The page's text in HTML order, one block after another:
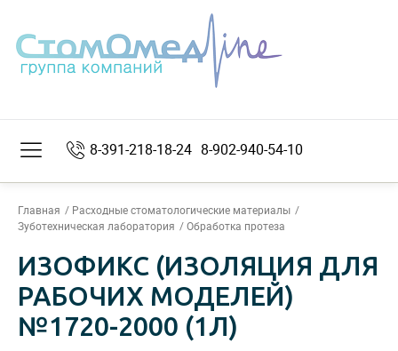
8-391-218-18-24 8-902-940-54-10
Главная
Расходные стоматологические материалы
Зуботехническая лаборатория
Обработка протеза
ИЗОФИКС (ИЗОЛЯЦИЯ ДЛЯ
РАБОЧИХ МОДЕЛЕЙ)
№1720-2000 (1Л)